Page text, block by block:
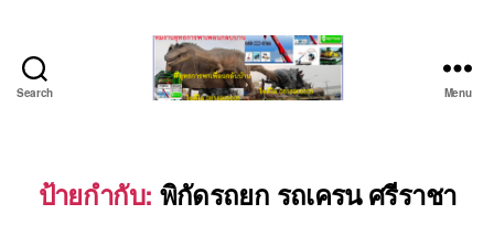
Search
ยก
ของ
Menu
ป้ายกำกับ: พิกัดรถยก รถเครน ศรีราชา